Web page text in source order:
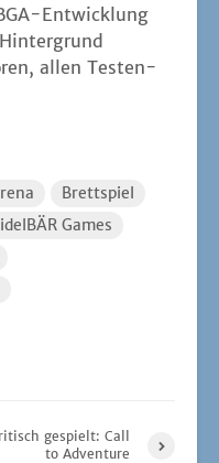
Ent­wick­lung
allen Tes­ten­
Brettspiel
Games
gespielt: Call
to Adventure